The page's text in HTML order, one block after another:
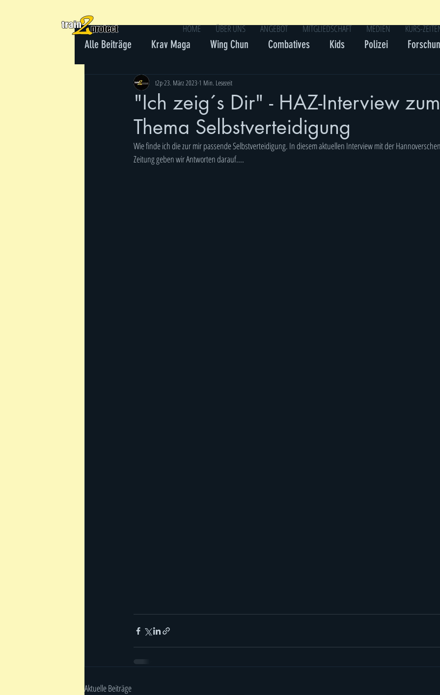
HOME ÜBER UNS ANGEBOT MITGLIEDSCHAFT MEDIEN KURS-
Alle Beiträge Krav Maga Wing Chun Combatives Kids Polizei
Gewaltprävention
"Ich zeig´s Dir" - HAZ-Interview zum
Thema Selbstverteidigung
t2p 23. März 2023 1 Min. Lesezeit
Wie finde ich die zur mir passende Selbstverteidigung. In diesem aktuellen Interview mit der
Zeitung geben wir Antworten darauf....
Aktuelle Beiträge